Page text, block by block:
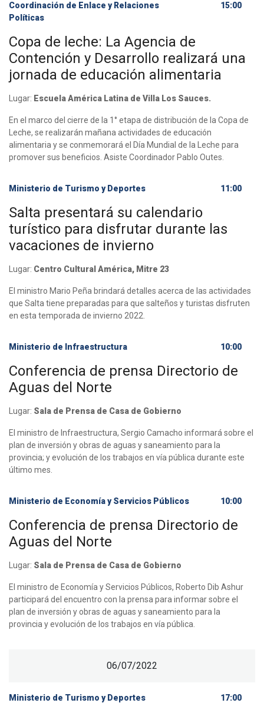
Coordinación de Enlace y Relaciones
Políticas
15:00
Copa de leche: La Agencia de
Contención y Desarrollo realizará una
jornada de educación alimentaria
Lugar: Escuela América Latina de Villa Los Sauces.
En el marco del cierre de la 1° etapa de distribución de la Copa de
Leche, se realizarán mañana actividades de educación
alimentaria y se conmemorará el Día Mundial de la Leche para
promover sus beneficios. Asiste Coordinador Pablo Outes.
Ministerio de Turismo y Deportes 11:00
Salta presentará su calendario
turístico para disfrutar durante las
vacaciones de invierno
Lugar: Centro Cultural América, Mitre 23
El ministro Mario Peña brindará detalles acerca de las actividades
que Salta tiene preparadas para que salteños y turistas disfruten
en esta temporada de invierno 2022.
Ministerio de Infraestructura 10:00
Conferencia de prensa Directorio de
Aguas del Norte
Lugar: Sala de Prensa de Casa de Gobierno
El ministro de Infraestructura, Sergio Camacho informará sobre el
plan de inversión y obras de aguas y saneamiento para la
provincia; y evolución de los trabajos en vía pública durante este
último mes.
Ministerio de Economía y Servicios Públicos 10:00
Conferencia de prensa Directorio de
Aguas del Norte
Lugar: Sala de Prensa de Casa de Gobierno
El ministro de Economía y Servicios Públicos, Roberto Dib Ashur
participará del encuentro con la prensa para informar sobre el
plan de inversión y obras de aguas y saneamiento para la
provincia y evolución de los trabajos en vía pública.
06/07/2022
Ministerio de Turismo y Deportes 17:00